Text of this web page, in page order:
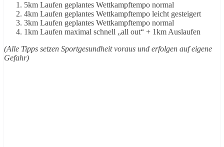
5km Laufen geplantes Wettkampftempo normal
4km Laufen geplantes Wettkampftempo leicht gesteigert
3km Laufen geplantes Wettkampftempo normal
1km Laufen maximal schnell „all out“ + 1km Auslaufen
(Alle Tipps setzen Sportgesundheit voraus und erfolgen auf eigene
Gefahr)